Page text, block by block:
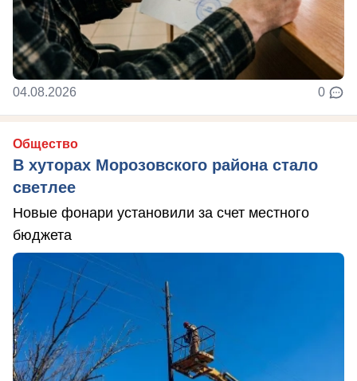
04.08.2026 0
Общество
В хуторах Морозовского района стало
светлее
Новые фонари установили за счет местного
бюджета